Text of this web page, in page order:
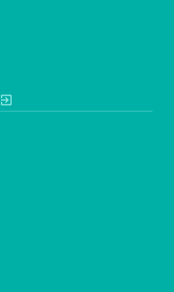
exit_to_app